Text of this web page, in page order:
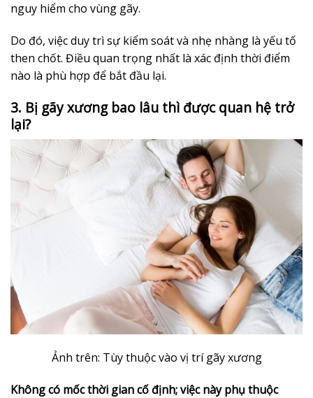
nguy hiểm cho vùng gãy.
Do đó, việc duy trì sự kiểm soát và nhẹ nhàng là yếu tố
then chốt. Điều quan trọng nhất là xác định thời điểm
nào là phù hợp để bắt đầu lại.
3. Bị gãy xương bao lâu thì được quan hệ trở
lại?
Ảnh trên: Tùy thuộc vào vị trí gãy xương
Không có mốc thời gian cố định; việc này phụ thuộc